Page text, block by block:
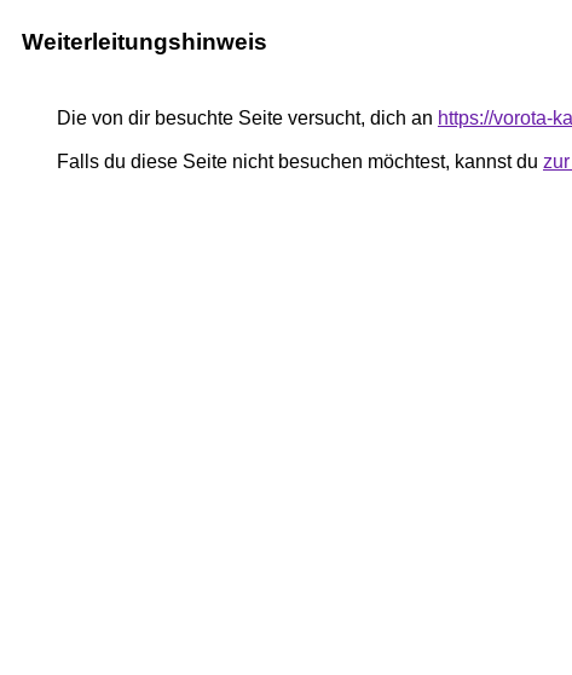
Weiterleitungshinweis
Die von dir besuchte Seite versucht, dich an https://vorota-
Falls du diese Seite nicht besuchen möchtest, kannst du